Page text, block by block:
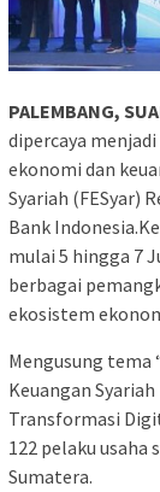
PALEMBANG,
dipercaya
ekonomi dan
Syariah (FESyar)
Bank
mulai 5 hingga 7
berbagai
ekosistem
Mengusung tema
Keuangan
Transformasi
122 pelaku usaha
Sumatera.